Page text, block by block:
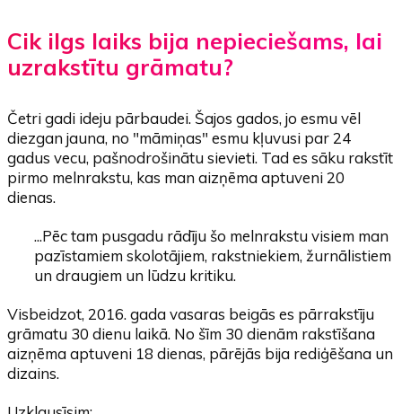
Cik ilgs laiks bija nepieciešams, lai
uzrakstītu grāmatu?
Četri gadi ideju pārbaudei. Šajos gados, jo esmu vēl
diezgan jauna, no "māmiņas" esmu kļuvusi par 24
gadus vecu, pašnodrošinātu sievieti. Tad es sāku rakstīt
pirmo melnrakstu, kas man aizņēma aptuveni 20
dienas.
...Pēc tam pusgadu rādīju šo melnrakstu visiem man
pazīstamiem skolotājiem, rakstniekiem, žurnālistiem
un draugiem un lūdzu kritiku.
Visbeidzot, 2016. gada vasaras beigās es pārrakstīju
grāmatu 30 dienu laikā. No šīm 30 dienām rakstīšana
aizņēma aptuveni 18 dienas, pārējās bija rediģēšana un
dizains.